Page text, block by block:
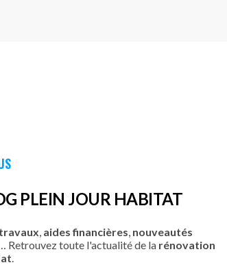
PLEIN JOUR HABITAT
, aides financières, nouveautés
Retrouvez toute l'actualité de la rénovation
.